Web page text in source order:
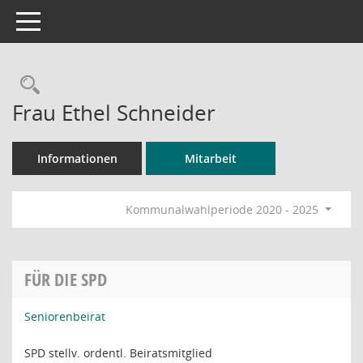
Toggle navigation
Rechercheauswahl
Frau Ethel Schneider
Informationen Mitarbeit
Kommunalwahlperiode 2020 - 2025
FÜR DIE SPD
Seniorenbeirat
SPD stellv. ordentl. Beiratsmitglied